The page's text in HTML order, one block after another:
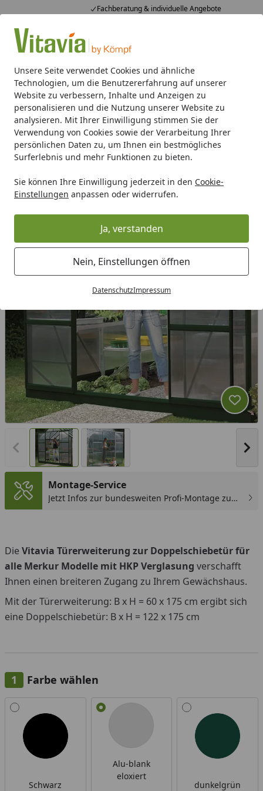
Unsere Seite verwendet Cookies und ähnliche
Technologien, um die Benutzererfahrung auf unserer
Website zu verbessern, Inhalte und Anzeigen zu
personalisieren und die Nutzung unserer Website zu
analysieren. Mit Ihrer Einwilligung stimmen Sie der
Verwendung von Cookies sowie der Verarbeitung Ihrer
persönlichen Daten zu, um Ihnen ein bestmögliches
Surferlebnis und mehr Funktionen zu bieten.
Sie können Ihre Einwilligung jederzeit in den Cookie-
Einstellungen anpassen oder widerrufen.
Ja, verstanden
Nein, Einstellungen öffnen
DatenschutzImpressum
Fachberatung & individuelle Angebote
Alle Produkte
Mein Konto
Suchen
Startseite
Gewächshaus-Zubehör Vitavia Türerweiterung zur
Vitavia Türerweiterung zur
Doppelschiebetür für alle Merkur
Modelle
Vorheriges Bild anzeigen
Montage-Service
Jetzt Infos zur bundesweiten Profi-Montage zum
Die Vitavia Türerweiterung zur Doppelschiebetür für
alle Merkur Modelle mit HKP Verglasung verschafft
Ihnen einen breiteren Zugang zu Ihrem Gewächshaus.
Mit der Türerweiterung: B x H = 60 x 175 cm ergibt sich
eine Doppelschiebetür: B x H = 122 x 175 cm
Farbe wählen
Alle anzeigen (3)
Schwarz
Alu-blank
eloxiert
dunkelgrün